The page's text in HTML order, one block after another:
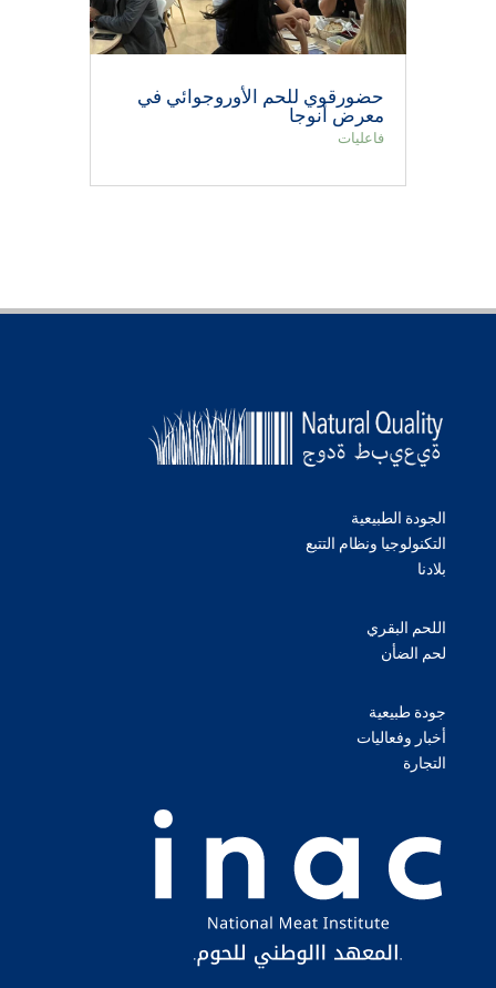
حضورقوي للحم الأوروجوائي في
معرض أنوجا
فاعليات
الجودة الطبيعية
التكنولوجيا ونظام التتبع
بلادنا
اللحم البقري
لحم الضأن
جودة طبيعية
أخبار وفعاليات
التجارة